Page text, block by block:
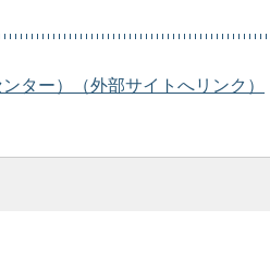
ター）（外部サイトへリンク）